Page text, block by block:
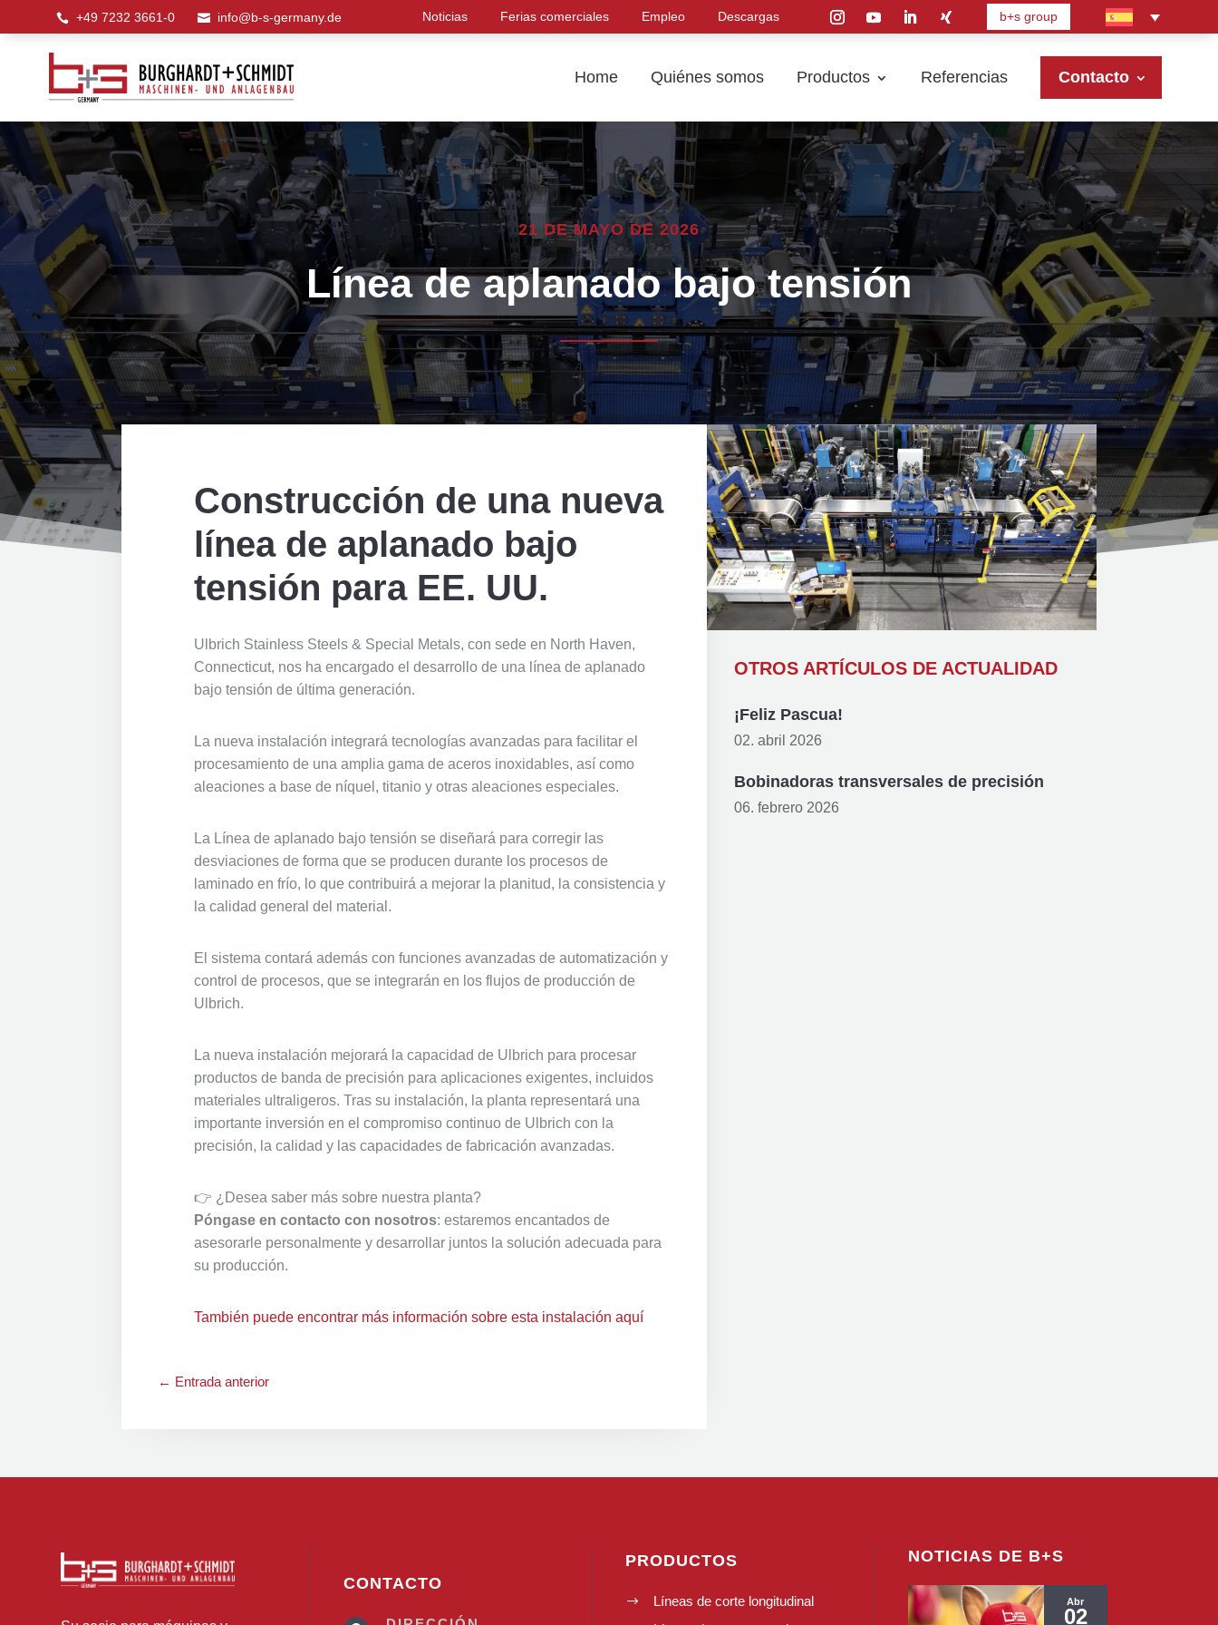
 +49 7232 3661-0  info@b-s-germany.de Noticias Ferias comerciales Empleo Descargas b+s group
Home Quiénes somos Productos Referencias Contacto
21 DE MAYO DE 2026
Línea de aplanado bajo tensión
Construcción de una nueva
línea de aplanado bajo
tensión para EE. UU.
Ulbrich Stainless Steels & Special Metals, con sede en North Haven,
Connecticut, nos ha encargado el desarrollo de una línea de aplanado
bajo tensión de última generación.
La nueva instalación integrará tecnologías avanzadas para facilitar el
procesamiento de una amplia gama de aceros inoxidables, así como
aleaciones a base de níquel, titanio y otras aleaciones especiales.
La Línea de aplanado bajo tensión se diseñará para corregir las
desviaciones de forma que se producen durante los procesos de
laminado en frío, lo que contribuirá a mejorar la planitud, la consistencia y
la calidad general del material.
El sistema contará además con funciones avanzadas de automatización y
control de procesos, que se integrarán en los flujos de producción de
Ulbrich.
La nueva instalación mejorará la capacidad de Ulbrich para procesar
productos de banda de precisión para aplicaciones exigentes, incluidos
materiales ultraligeros. Tras su instalación, la planta representará una
importante inversión en el compromiso continuo de Ulbrich con la
precisión, la calidad y las capacidades de fabricación avanzadas.
👉 ¿Desea saber más sobre nuestra planta?
Póngase en contacto con nosotros: estaremos encantados de
asesorarle personalmente y desarrollar juntos la solución adecuada para
su producción.
También puede encontrar más información sobre esta instalación aquí
← Entrada anterior
OTROS ARTÍCULOS DE ACTUALIDAD
¡Feliz Pascua!
02. abril 2026
Bobinadoras transversales de precisión
06. febrero 2026
CONTACTO
PRODUCTOS
$ Líneas de corte longitudinal
NOTICIAS DE B+S
Abr
02